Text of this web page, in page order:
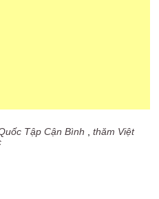
Tập Cận Bình ,thăm Việt